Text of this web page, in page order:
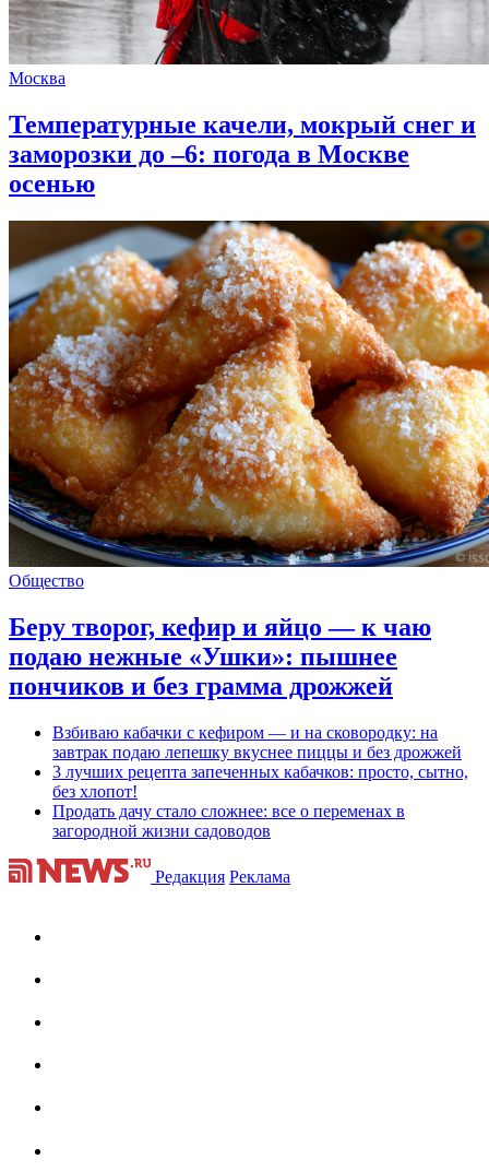
Москва
Температурные качели, мокрый снег и
заморозки до –6: погода в Москве
осенью
Общество
Беру творог, кефир и яйцо — к чаю
подаю нежные «Ушки»: пышнее
пончиков и без грамма дрожжей
Взбиваю кабачки с кефиром — и на сковородку: на
завтрак подаю лепешку вкуснее пиццы и без дрожжей
3 лучших рецепта запеченных кабачков: просто, сытно,
без хлопот!
Продать дачу стало сложнее: все о переменах в
загородной жизни садоводов
Редакция Реклама